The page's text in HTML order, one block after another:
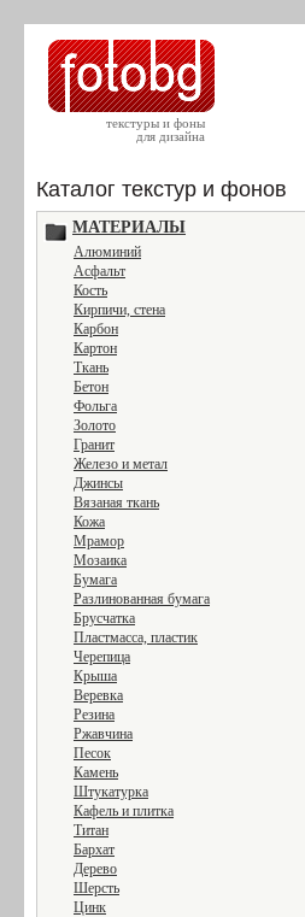
текстуры и фоны
для дизайна
Каталог текстур и фонов
МАТЕРИАЛЫ
Алюминий
Асфальт
Кость
Кирпичи, стена
Карбон
Картон
Ткань
Бетон
Фольга
Золото
Гранит
Железо и метал
Джинсы
Вязаная ткань
Кожа
Мрамор
Мозаика
Бумага
Разлинованная бумага
Брусчатка
Пластмасса, пластик
Черепица
Крыша
Веревка
Резина
Ржавчина
Песок
Камень
Штукатурка
Кафель и плитка
Титан
Бархат
Дерево
Шерсть
Цинк